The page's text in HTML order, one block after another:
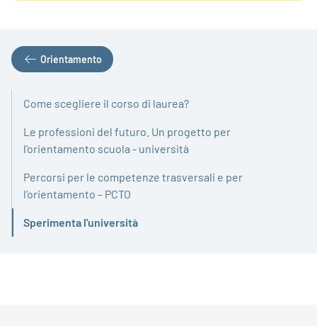
Orientamento
Come scegliere il corso di laurea?
Le professioni del futuro. Un progetto per
l'orientamento scuola - università
Percorsi per le competenze trasversali e per
l’orientamento – PCTO
Sperimenta l'università
Attivo